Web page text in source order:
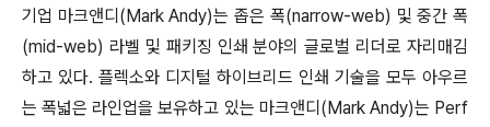
기업 마크앤디(Mark Andy)는 좁은 폭(narrow-web) 및 중간 폭
(mid-web) 라벨 및 패키징 인쇄 분야의 글로벌 리더로 자리매김
하고 있다. 플렉소와 디지털 하이브리드 인쇄 기술을 모두 아우르
는 폭넓은 라인업을 보유하고 있는 마크앤디(Mark Andy)는 Perf